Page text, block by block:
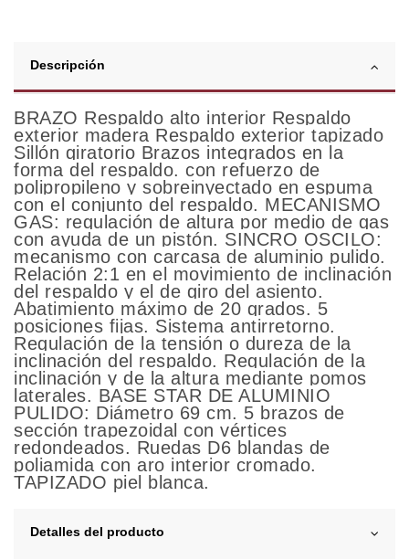
Descripción
BRAZO Respaldo alto interior Respaldo
exterior madera Respaldo exterior tapizado
Sillón giratorio Brazos integrados en la
forma del respaldo. con refuerzo de
polipropileno y sobreinyectado en espuma
con el conjunto del respaldo. MECANISMO
GAS: regulación de altura por medio de gas
con ayuda de un pistón. SINCRO OSCILO:
mecanismo con carcasa de aluminio pulido.
Relación 2:1 en el movimiento de inclinación
del respaldo y el de giro del asiento.
Abatimiento máximo de 20 grados. 5
posiciones fijas. Sistema antirretorno.
Regulación de la tensión o dureza de la
inclinación del respaldo. Regulación de la
inclinación y de la altura mediante pomos
laterales. BASE STAR DE ALUMINIO
PULIDO: Diámetro 69 cm. 5 brazos de
sección trapezoidal con vértices
redondeados. Ruedas D6 blandas de
poliamida con aro interior cromado.
TAPIZADO piel blanca.
Detalles del producto